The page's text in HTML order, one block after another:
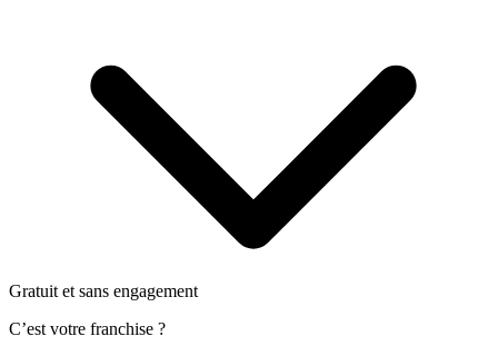
Gratuit et sans engagement
C’est votre franchise ?